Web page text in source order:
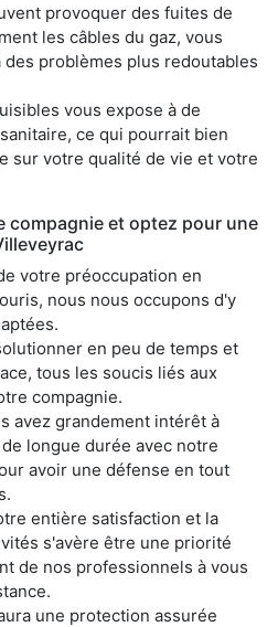
provoquer des fuites de
les câbles du gaz, vous
problèmes plus redoutables
vous expose à de
ce qui pourrait bien
sur votre qualité de vie et votre
compagnie et optez pour une
votre préoccupation en
nous nous occupons d'y
en peu de temps et
tous les soucis liés aux
compagnie.
avez grandement intérêt à
longue durée avec notre
avoir une défense en tout
entière satisfaction et la
s'avère être une priorité
de nos professionnels à vous
une protection assurée